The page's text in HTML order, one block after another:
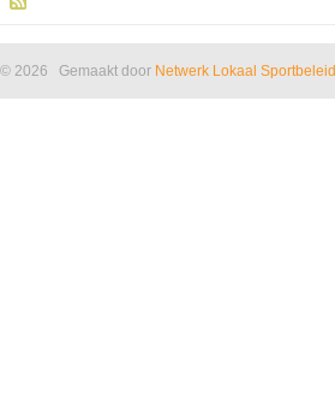
© 2026 Gemaakt door Netwerk Lokaal Sportbeleid